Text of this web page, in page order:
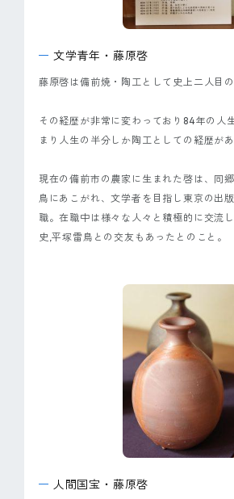
文学青年・藤原啓
藤原啓は備前焼・陶工として史上二人目
その経歴が非常に変わっており84年の人
まり人生の半分しか陶工としての経歴があ
現在の備前市の農家に生まれた啓は、同
鳥にあこがれ、文学者を目指し東京の出
職。在職中は様々な人々と積極的に交流
史,平塚雷鳥との交友もあったとのこと。
人間国宝・藤原啓